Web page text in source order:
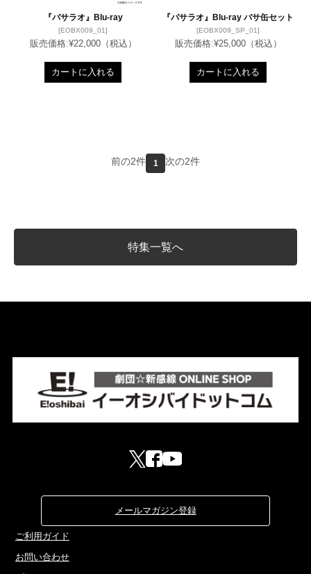
『バサラオ』Blu-ray
[EOBX009_01]
販売価格:¥22,000（税込）
カートに入れる
『バサラオ』Blu-ray バサ缶セット
[EOBX009_SP_01]
販売価格:¥25,000（税込）
カートに入れる
前の2件 1 次の2件
特集一覧へ
メールマガジン登録
ご利用ガイド
お問い合わせ